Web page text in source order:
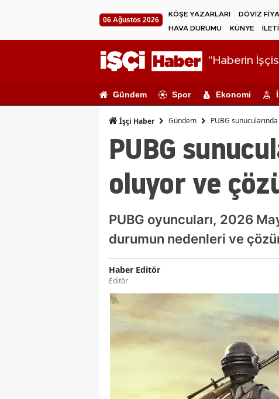
06 Ağustos 2026
KÖŞE YAZARLARI DÖVİZ
HAVA DURUMU
KÜNYE
"Haberin
Gündem Spor Ekonomi
İşçi Haber Gündem PUBG
PUBG
oluyor ve
PUBG oyuncuları, 2026
durumun nedenleri ve
Haber Editör
Editör